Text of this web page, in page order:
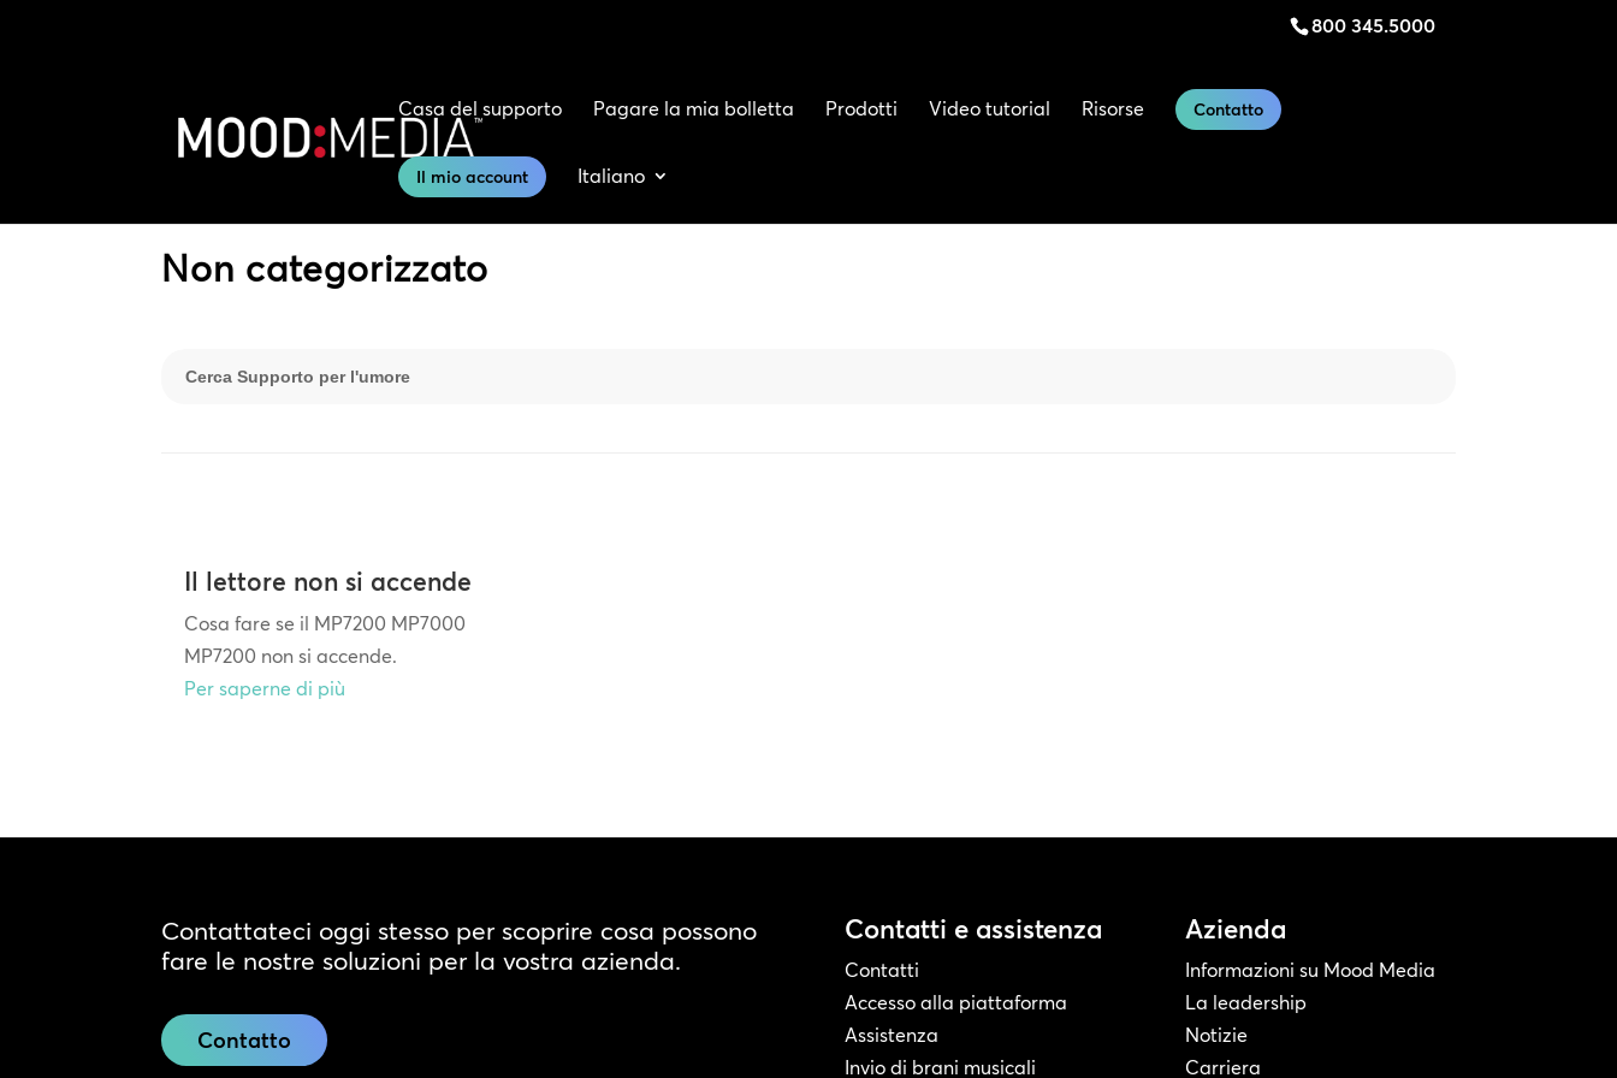
800 345.5000
Casa del supporto Pagare la mia bolletta Prodotti Video tutorial Risorse Contatto
Il mio account Italiano
Non categorizzato
Il lettore non si accende
Cosa fare se il MP7200 MP7000
MP7200 non si accende.
Per saperne di più
Contattateci oggi stesso per scoprire cosa possono
fare le nostre soluzioni per la vostra azienda.
Contatto
Contatti e assistenza
Contatti
Accesso alla piattaforma
Assistenza
Invio di brani musicali
Azienda
Informazioni su Mood Media
La leadership
Notizie
Carriera